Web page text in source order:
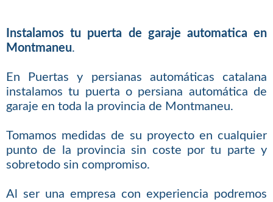
Instalamos tu puerta de garaje automatica en
Montmaneu.
En Puertas y persianas automáticas catalana
instalamos tu puerta o persiana automática de
garaje en toda la provincia de Montmaneu.
Tomamos medidas de su proyecto en cualquier
punto de la provincia sin coste por tu parte y
sobretodo sin compromiso.
Al ser una empresa con experiencia podremos